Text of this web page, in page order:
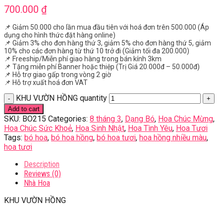
700.000 ₫
📌 Giảm 50.000 cho lần mua đầu tiên với hoá đơn trên 500.000 (Áp
dụng cho hình thức đặt hàng online)
📌 Giảm 3% cho đơn hàng thứ 3, giảm 5% cho đơn hàng thứ 5, giảm
10% cho các đơn hàng từ thứ 10 trở đi (Giảm tối đa 200.000)
📌 Freeship/Miễn phí giao hàng trong bán kính 3km
📌 Tặng miễn phí Banner hoặc thiệp (Trị Giá 20.000đ – 50.000đ)
📌 Hỗ trợ giao gấp trong vòng 2 giờ
📌 Hỗ trợ xuất hoá đơn VAT
KHU VƯỜN HỒNG quantity
Add to cart
SKU: BO215 Categories: 8 tháng 3, Dạng Bó, Hoa Chúc Mừng,
Hoa Chúc Sức Khoẻ, Hoa Sinh Nhật, Hoa Tình Yêu, Hoa Tươi
Tags: bó hoa, bó hoa hồng, bó hoa tươi, hoa hồng nhiều màu,
hoa tươi
Description
Reviews (0)
Nhà Hoa
KHU VƯỜN HỒNG